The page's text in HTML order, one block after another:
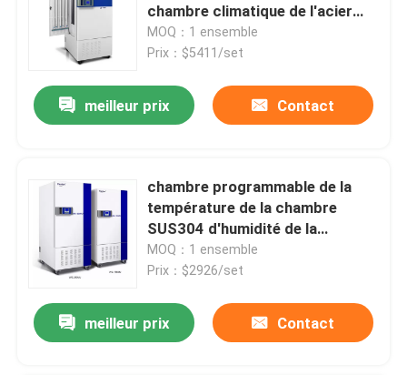
chambre climatique de l'acier
inoxydable SUS304
MOQ：1 ensemble
Prix：$5411/set
meilleur prix Contact
chambre programmable de la
température de la chambre
SUS304 d'humidité de la
température 65C
MOQ：1 ensemble
Prix：$2926/set
meilleur prix Contact